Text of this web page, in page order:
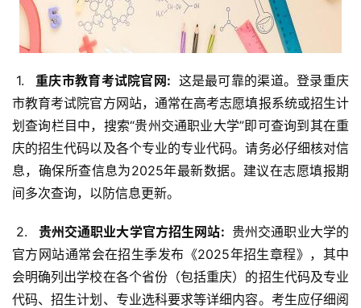
1.
  重庆市教育考试院官网:
这是最可靠的渠道。登录重庆
市教育考试院官方网站，通常在高考志愿填报系统或招生计
划查询栏目中，搜索“贵州交通职业大学”即可查询到其在重
庆的招生代码以及各个专业的专业代码。请务必仔细核对信
息，确保所查信息为2025年最新数据。建议在志愿填报期
间多次查询，以防信息更新。
2.
  贵州交通职业大学官方招生网站:
贵州交通职业大学的
官方网站通常会在招生季发布《2025年招生章程》，其中
会明确列出学校在各个省份（包括重庆）的招生代码及专业
代码、招生计划、专业选科要求等详细内容。考生应仔细阅